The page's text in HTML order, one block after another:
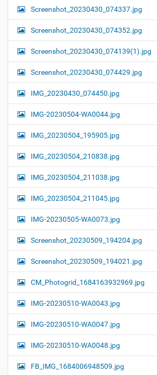
Screenshot_20230430_074337.jpg
Screenshot_20230430_074352.jpg
Screenshot_20230430_074139(1).jpg
Screenshot_20230430_074429.jpg
IMG_20230430_074450.jpg
IMG-20230504-WA0044.jpg
IMG_20230504_195905.jpg
IMG_20230504_210838.jpg
IMG_20230504_211038.jpg
IMG_20230504_211045.jpg
IMG-20230505-WA0073.jpg
Screenshot_20230509_194204.jpg
Screenshot_20230509_194021.jpg
CM_Photogrid_1684163932969.jpg
IMG-20230510-WA0043.jpg
IMG-20230510-WA0047.jpg
IMG-20230510-WA0048.jpg
FB_IMG_1684006948509.jpg